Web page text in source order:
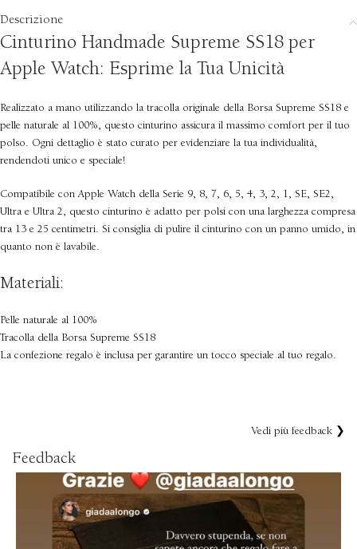
Descrizione
Cinturino Handmade Supreme SS18 per
Apple Watch: Esprime la Tua Unicità
Realizzato a mano utilizzando la tracolla originale della Borsa Supreme SS18 e
pelle naturale al 100%, questo cinturino assicura il massimo comfort per il tuo
polso. Ogni dettaglio è stato curato per evidenziare la tua individualità,
rendendoti unico e speciale!
Compatibile con Apple Watch della Serie 9, 8, 7, 6, 5, 4, 3, 2, 1, SE, SE2,
Ultra e Ultra 2, questo cinturino è adatto per polsi con una larghezza compresa
tra 13 e 25 centimetri. Si consiglia di pulire il cinturino con un panno umido, in
quanto non è lavabile.
Materiali:
Pelle naturale al 100%
Tracolla della Borsa Supreme SS18
La confezione regalo è inclusa per garantire un tocco speciale al tuo regalo.
Feedback
Vedi più feedback ❯